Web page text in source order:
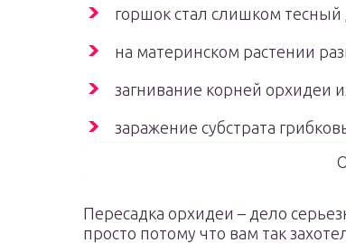
горшок стал слишком
на материнском растении
загнивание корней орхидеи
заражение субстрата
Пересадка орхидеи – дело
просто потому что вам так